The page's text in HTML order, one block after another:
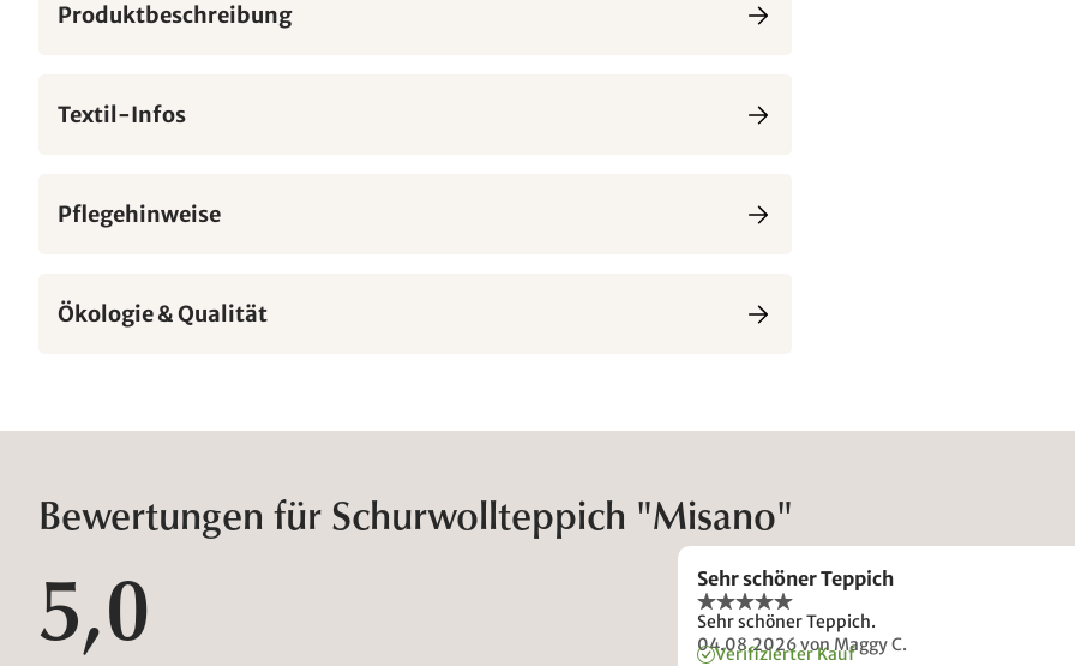
Produktbeschreibung
Textil-Infos
Pflegehinweise
Ökologie & Qualität
Bewertungen für Schurwollteppich "Misano"
5,0 Sehr schöner Teppich
Sehr schöner Teppich.
04.08.2026von Maggy C.
Verifizierter Kauf